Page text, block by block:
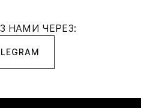
НАМИ ЧЕРЕЗ: